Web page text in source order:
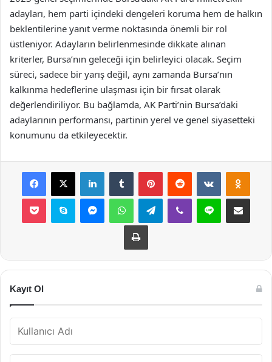
adayları, hem parti içindeki dengeleri koruma hem de halkın
beklentilerine yanıt verme noktasında önemli bir rol
üstleniyor. Adayların belirlenmesinde dikkate alınan
kriterler, Bursa’nın geleceği için belirleyici olacak. Seçim
süreci, sadece bir yarış değil, aynı zamanda Bursa’nın
kalkınma hedeflerine ulaşması için bir fırsat olarak
değerlendiriliyor. Bu bağlamda, AK Parti’nin Bursa’daki
adaylarının performansı, partinin yerel ve genel siyasetteki
konumunu da etkileyecektir.
Facebook
X LinkedInTumblr PinterestReddit VKontakte
Pocket Skype MessengerWhatsAppTelegramViber Line E-Posta ile
Yazdır
Kayıt Ol